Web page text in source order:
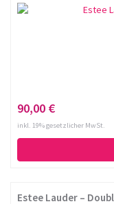
90,00 €
inkl. 19% gesetzlicher MwSt.
Estee Lauder –